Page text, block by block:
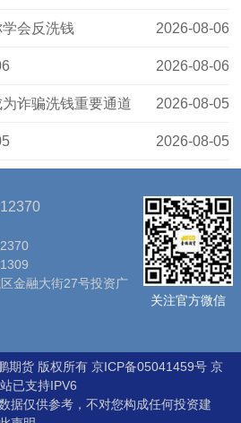
学会反洗钱 2026-08-06
2026-08-06
为诈骗洗钱重要通道 2026-08-05
2026-08-05
金融大街27号投资广
关注官方微信
期货 版权所有 京ICP备05041459号京
已支持IPV6
据仅供参考，不对您构成任何投资建